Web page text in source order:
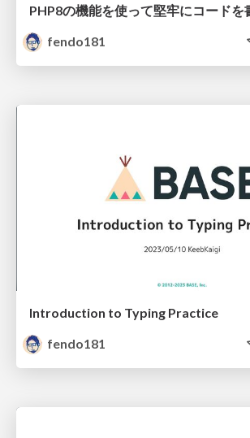
PHP8の機能を使って堅牢にコードを
fendo181
Introduction to Typing Practice
fendo181